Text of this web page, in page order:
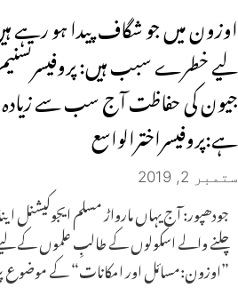
اوزون میں جو شگاف پیدا ہو رہے
لیے خطرے سبب ہیں:
جیون کی حفاظت آج سب سے
ہے:پروفیسراخترالواسع
ستمبر 2, 2019
جودھپور: آج یہاں مارواڑ مسلم ایجوکیشنل
چلنے والے اسکولوں کے طالبِ علموں کے
”اوزون:مسائل اور امکانات“ کے موضوع پر